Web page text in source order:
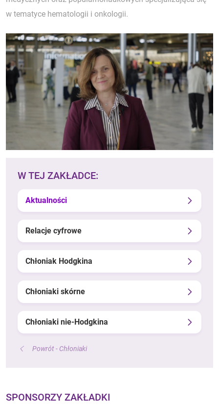
w tematyce hematologii i onkologii.
W TEJ ZAKŁADCE:
Aktualności
Relacje cyfrowe
Chłoniak Hodgkina
Chłoniaki skórne
Chłoniaki nie-Hodgkina
Powrót - Chłoniaki
SPONSORZY ZAKŁADKI